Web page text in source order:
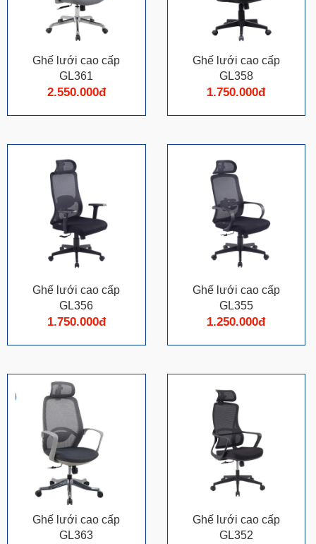
Ghế lưới cao cấp
GL361
2.550.000đ
Ghế lưới cao cấp
GL358
1.750.000đ
Ghế lưới cao cấp
GL356
1.750.000đ
Ghế lưới cao cấp
GL355
1.250.000đ
Ghế lưới cao cấp
GL363
Ghế lưới cao cấp
GL352